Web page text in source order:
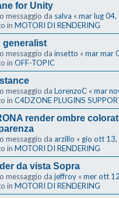
for Unity
messaggio da salva « mar lug
in MOTORI DI RENDERING
generalist
messaggio da insetto « mar mar
in OFF-TOPIC
messaggio da LorenzoC « mar
in C4DZONE PLUGINS
render ombre
messaggio da arzillo « gio ott
in MOTORI DI RENDERING
da vista Sopra
messaggio da jeffroy « mer ott
in MOTORI DI RENDERING